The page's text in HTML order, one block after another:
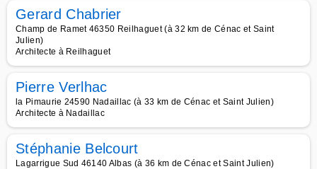
Gerard Chabrier
Champ de Ramet 46350 Reilhaguet (à 32 km de Cénac et Saint
Julien)
Architecte à Reilhaguet
Pierre Verlhac
la Pimaurie 24590 Nadaillac (à 33 km de Cénac et Saint Julien)
Architecte à Nadaillac
Stéphanie Belcourt
Lagarrigue Sud 46140 Albas (à 36 km de Cénac et Saint Julien)